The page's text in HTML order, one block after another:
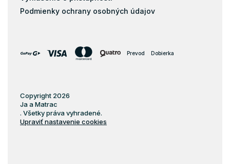
Podmienky ochrany osobných údajov
Prevod Dobierka
Copyright 2026
Ja a Matrac
. Všetky práva vyhradené.
Upraviť nastavenie cookies